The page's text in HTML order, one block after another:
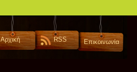
Αρχική RSS Επικοινωνία